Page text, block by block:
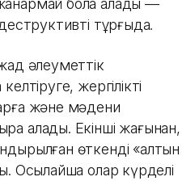
бола алады —
тұрғыда.
әлеуметтік
жергілікті
және мәдени
алады. Екінші жағынан,
өткенді «алтын
Осылайша олар күрделі